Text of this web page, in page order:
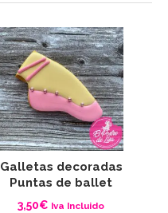
Galletas decoradas
Puntas de ballet
3,50€ Iva Incluido